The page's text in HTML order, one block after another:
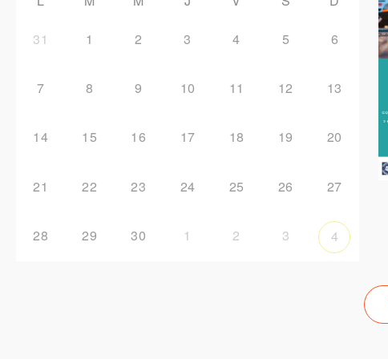
31 1 2 3 4 5 6
7 8 9 10 11 12 13
14 15 16 17 18 19 20
21 22 23 24 25 26 27
28 29 30 1 2 3 4